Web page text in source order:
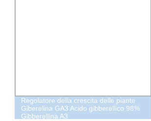
Regolatore della crescita delle piante
Giberelina GA3 Acido gibberellico 98%
Gibberellina A3